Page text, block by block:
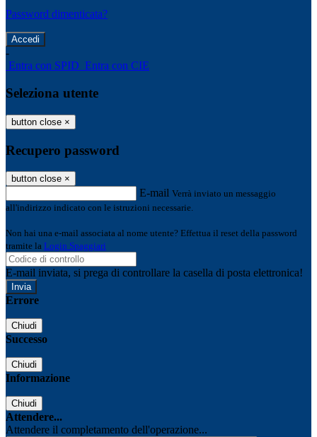
Password dimenticata?
-
Entra con SPID Entra con CIE
Seleziona utente
button close ×
Recupero password
button close ×
E-mail Verrà inviato un messaggio
all'indirizzo indicato con le istruzioni necessarie.
Non hai una e-mail associata al nome utente? Effettua il reset della password
tramite la Login Spaggiari
E-mail inviata, si prega di controllare la casella di posta elettronica!
Errore
Chiudi
Successo
Chiudi
Informazione
Chiudi
Attendere...
Attendere il completamento dell'operazione...